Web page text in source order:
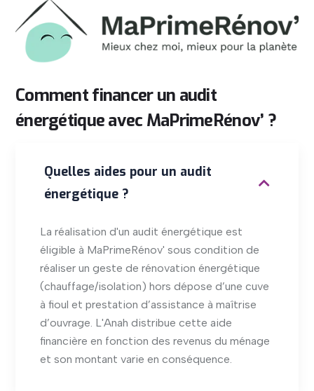
Commentfinancer un audit
énergétiqueavec MaPrimeRénov’ ?
Quelles aides pour un audit
énergétique ?
La réalisation d'un audit énergétique est
éligible à MaPrimeRénov' sous condition de
réaliser un geste de rénovation énergétique
(chauffage/isolation) hors dépose d’une cuve
à fioul et prestation d’assistance à maîtrise
d’ouvrage. L'Anah distribue cette aide
financière en fonction des revenus du ménage
et son montant varie en conséquence.